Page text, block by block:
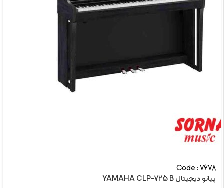
Code : 7678
پیانو دیجیتال YAMAHA CLP-725 B